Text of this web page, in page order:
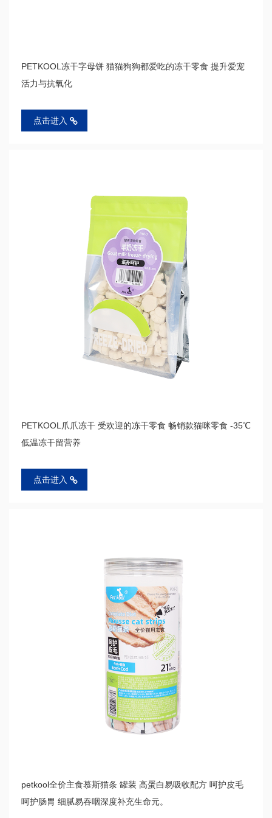
PETKOOL冻干字母饼 猫猫狗狗都爱吃的冻干零食 提升爱宠
活力与抗氧化
点击进入
PETKOOL爪爪冻干 受欢迎的冻干零食 畅销款猫咪零食 -35℃
低温冻干留营养
点击进入
petkool全价主食慕斯猫条 罐装 高蛋白易吸收配方 呵护皮毛
呵护肠胃 细腻易吞咽深度补充生命元。